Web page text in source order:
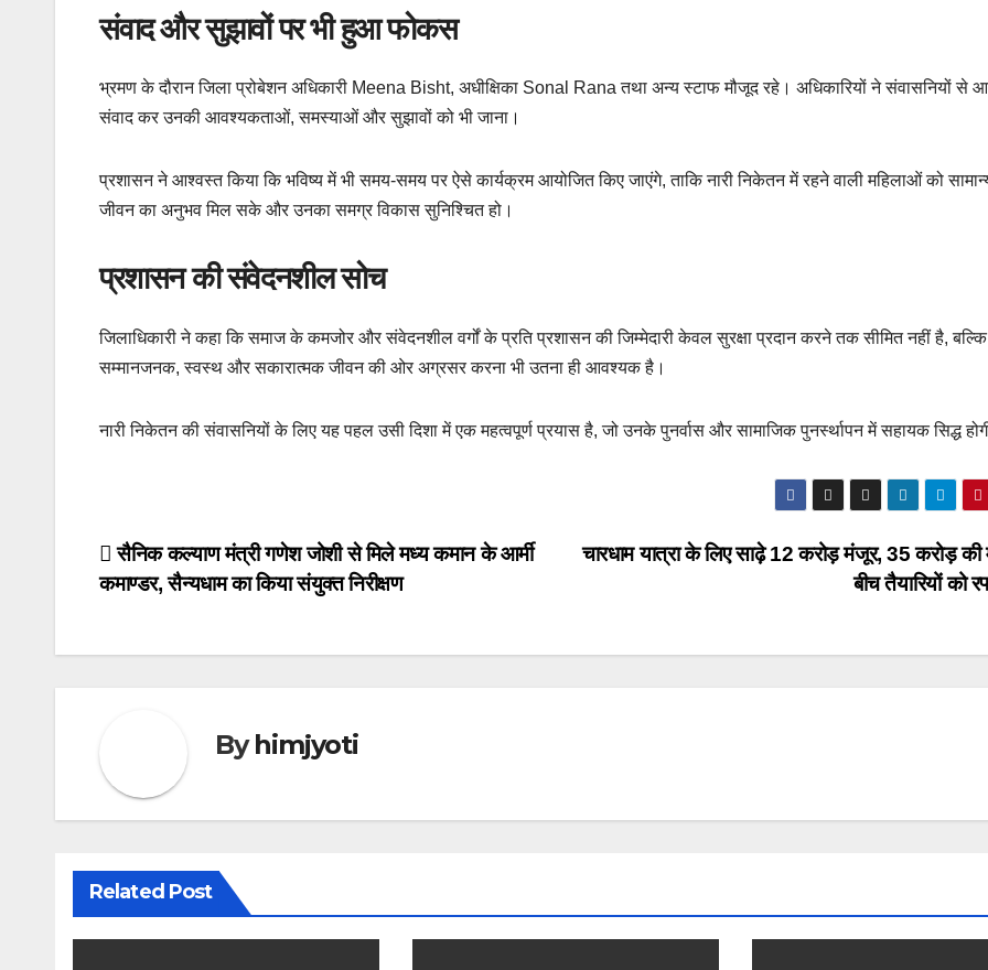
संवाद और सुझावों पर भी हुआ फोकस
भ्रमण के दौरान जिला प्रोबेशन अधिकारी Meena Bisht, अधीक्षिका Sonal Rana तथा अन्य स्टाफ मौजूद रहे। अधिकारियों ने संवासनियों से
संवाद कर उनकी आवश्यकताओं, समस्याओं और सुझावों को भी जाना।
प्रशासन ने आश्वस्त किया कि भविष्य में भी समय-समय पर ऐसे कार्यक्रम आयोजित किए जाएंगे, ताकि नारी निकेतन में रहने वाली महिलाओं को
जीवन का अनुभव मिल सके और उनका समग्र विकास सुनिश्चित हो।
प्रशासन की संवेदनशील सोच
जिलाधिकारी ने कहा कि समाज के कमजोर और संवेदनशील वर्गों के प्रति प्रशासन की जिम्मेदारी केवल सुरक्षा प्रदान करने तक सीमित नहीं है,
सम्मानजनक, स्वस्थ और सकारात्मक जीवन की ओर अग्रसर करना भी उतना ही आवश्यक है।
नारी निकेतन की संवासनियों के लिए यह पहल उसी दिशा में एक महत्वपूर्ण प्रयास है, जो उनके पुनर्वास और सामाजिक पुनर्स्थापन में सहायक सिद्ध
Post
navigation
चारधाम यात्रा के लिए साढ़े 12 करोड़ मंजूर, 35 करोड़ की
बीच तैयारियों को
सैनिक कल्याण मंत्री गणेश जोशी से मिले मध्य कमान के आर्मी
कमाण्डर, सैन्यधाम का किया संयुक्त निरीक्षण
Byhimjyoti
Related Post